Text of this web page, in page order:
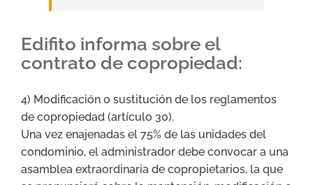
Edifito informa sobre el
contrato de copropiedad:
4) Modificación o sustitución de los reglamentos
de copropiedad (artículo 30).
Una vez enajenadas el 75% de las unidades del
condominio, el administrador debe convocar a una
asamblea extraordinaria de copropietarios, la que